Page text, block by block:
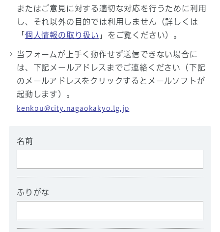
またはご意見に対する適切な対応を行うために利用
し、それ以外の目的では利用しません（詳しくは
「 個人情報の取り扱い 」をご覧ください）。
当フォームが上手く動作せず送信できない場合に
は、下記メールアドレスまでご連絡ください（下記
のメールアドレスをクリックするとメールソフトが
起動します）。
kenkou@city.nagaokakyo.lg.jp
名前
ふりがな